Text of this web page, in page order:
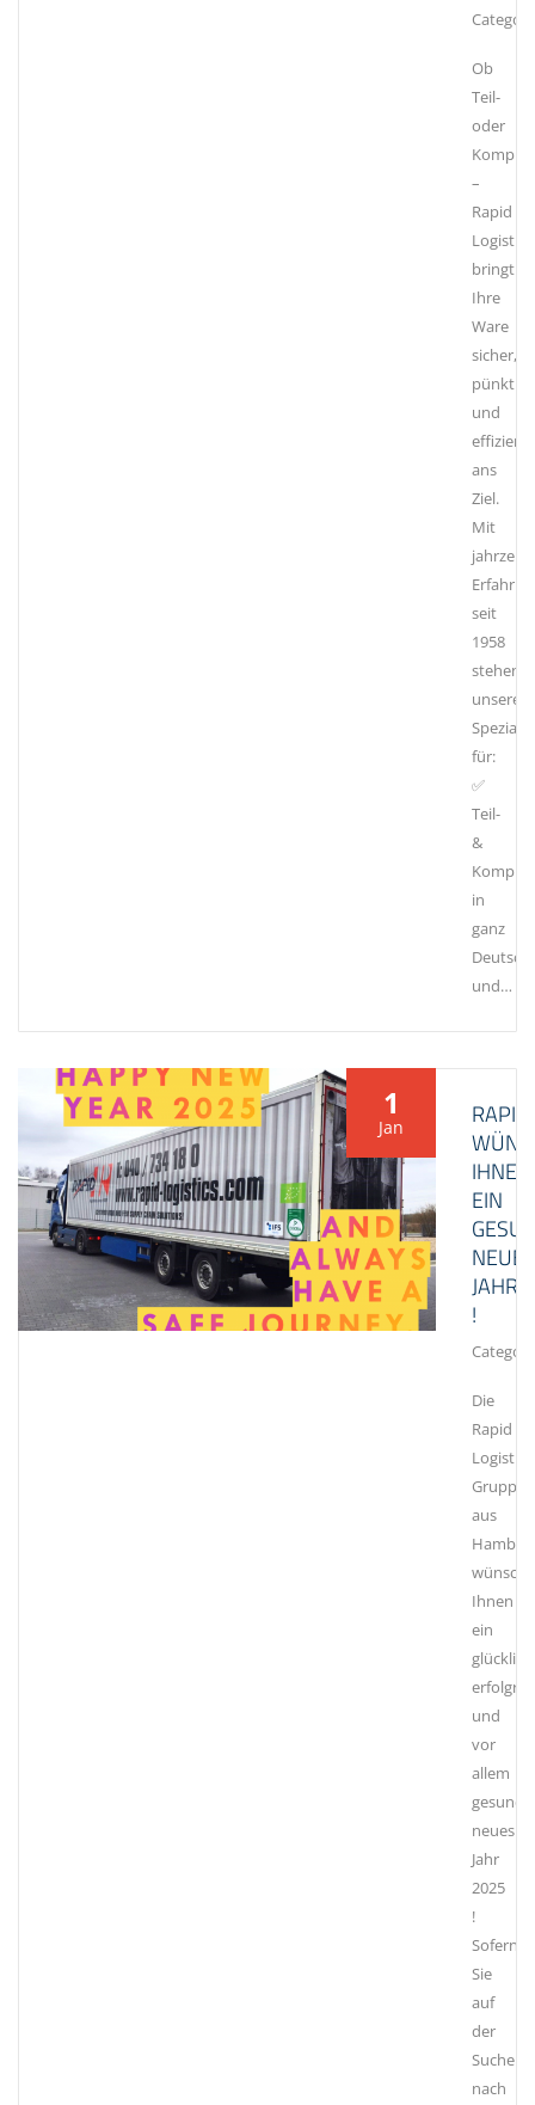
Ob
Teil-
oder
–
Rapid
Logistics
bringt
Ihre
Ware
sicher,
und
effizient
ans
Ziel.
Mit
seit
1958
stehen
unsere
für:
✅
Teil-
&
in
ganz
und…
1
Jan
RAPID
IHNEN
EIN
NEUES
JAHR
!
Die
Rapid
Logistics
Gruppe
aus
wünscht
Ihnen
ein
und
vor
allem
neues
Jahr
2025
!
Sofern
Sie
auf
der
Suche
nach